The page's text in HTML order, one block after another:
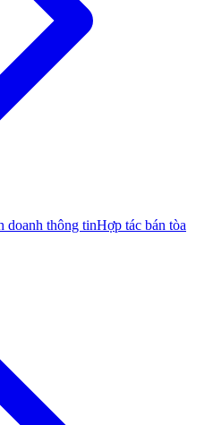
doanh thông tinHợp tác bán tòa